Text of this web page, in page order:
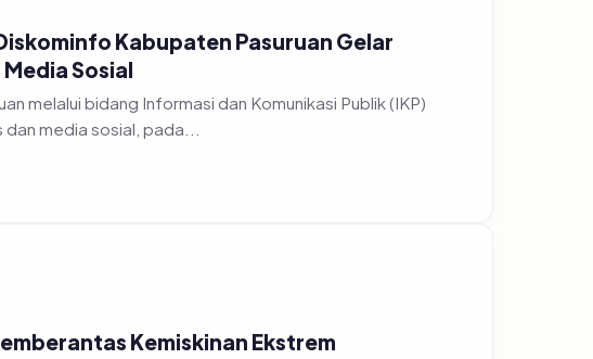
Kabupaten Pasuruan Gelar
Sosial
Publik (IKP)
media sosial, pada...
Kemiskinan Ekstrem